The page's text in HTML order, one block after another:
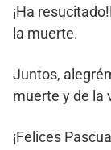
¡Ha
la muerte.
Juntos,
muerte y de la
¡Felices